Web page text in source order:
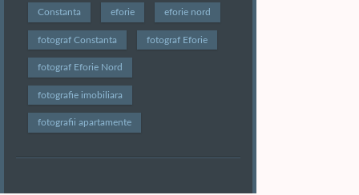
Constanta eforie eforie nord
fotograf Constanta fotograf Eforie
fotograf Eforie Nord
fotografie imobiliara
fotografii apartamente